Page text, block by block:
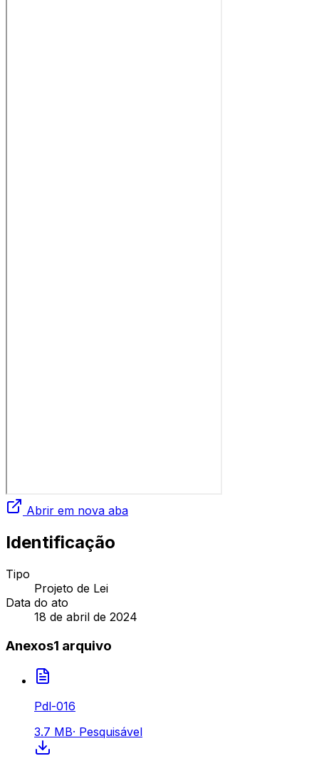
Abrir em nova aba
Identificação
Tipo
Projeto de Lei
Data do ato
18 de abril de 2024
Anexos1 arquivo
Pdl-016
3.7 MB· Pesquisável